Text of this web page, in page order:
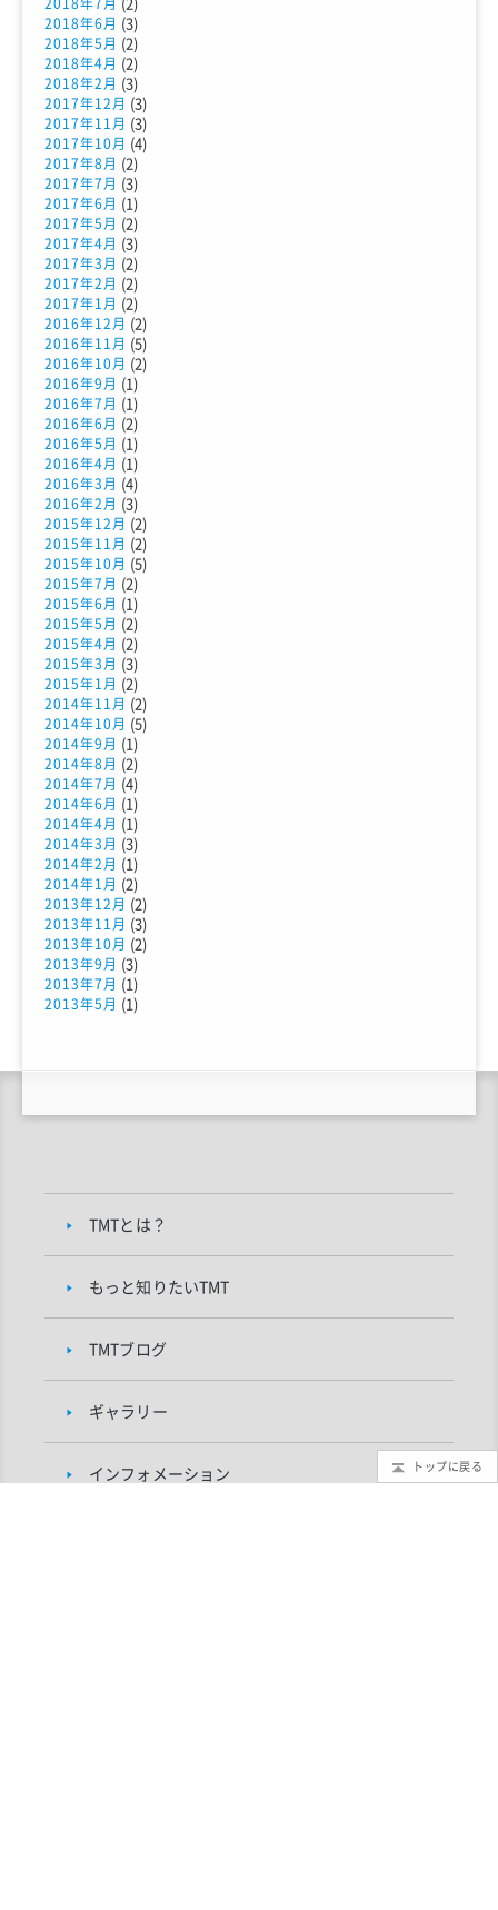
2018年6月 (3)
2018年5月 (2)
2018年4月 (2)
2018年2月 (3)
2017年12月 (3)
2017年11月 (3)
2017年10月 (4)
2017年8月 (2)
2017年7月 (3)
2017年6月 (1)
2017年5月 (2)
2017年4月 (3)
2017年3月 (2)
2017年2月 (2)
2017年1月 (2)
2016年12月 (2)
2016年11月 (5)
2016年10月 (2)
2016年9月 (1)
2016年7月 (1)
2016年6月 (2)
2016年5月 (1)
2016年4月 (1)
2016年3月 (4)
2016年2月 (3)
2015年12月 (2)
2015年11月 (2)
2015年10月 (5)
2015年7月 (2)
2015年6月 (1)
2015年5月 (2)
2015年4月 (2)
2015年3月 (3)
2015年1月 (2)
2014年11月 (2)
2014年10月 (5)
2014年9月 (1)
2014年8月 (2)
2014年7月 (4)
2014年6月 (1)
2014年4月 (1)
2014年3月 (3)
2014年2月 (1)
2014年1月 (2)
2013年12月 (2)
2013年11月 (3)
2013年10月 (2)
2013年9月 (3)
2013年7月 (1)
2013年5月 (1)
TMTとは？
もっと知りたいTMT
TMTブログ
ギャラリー
インフォメーション トップに戻る